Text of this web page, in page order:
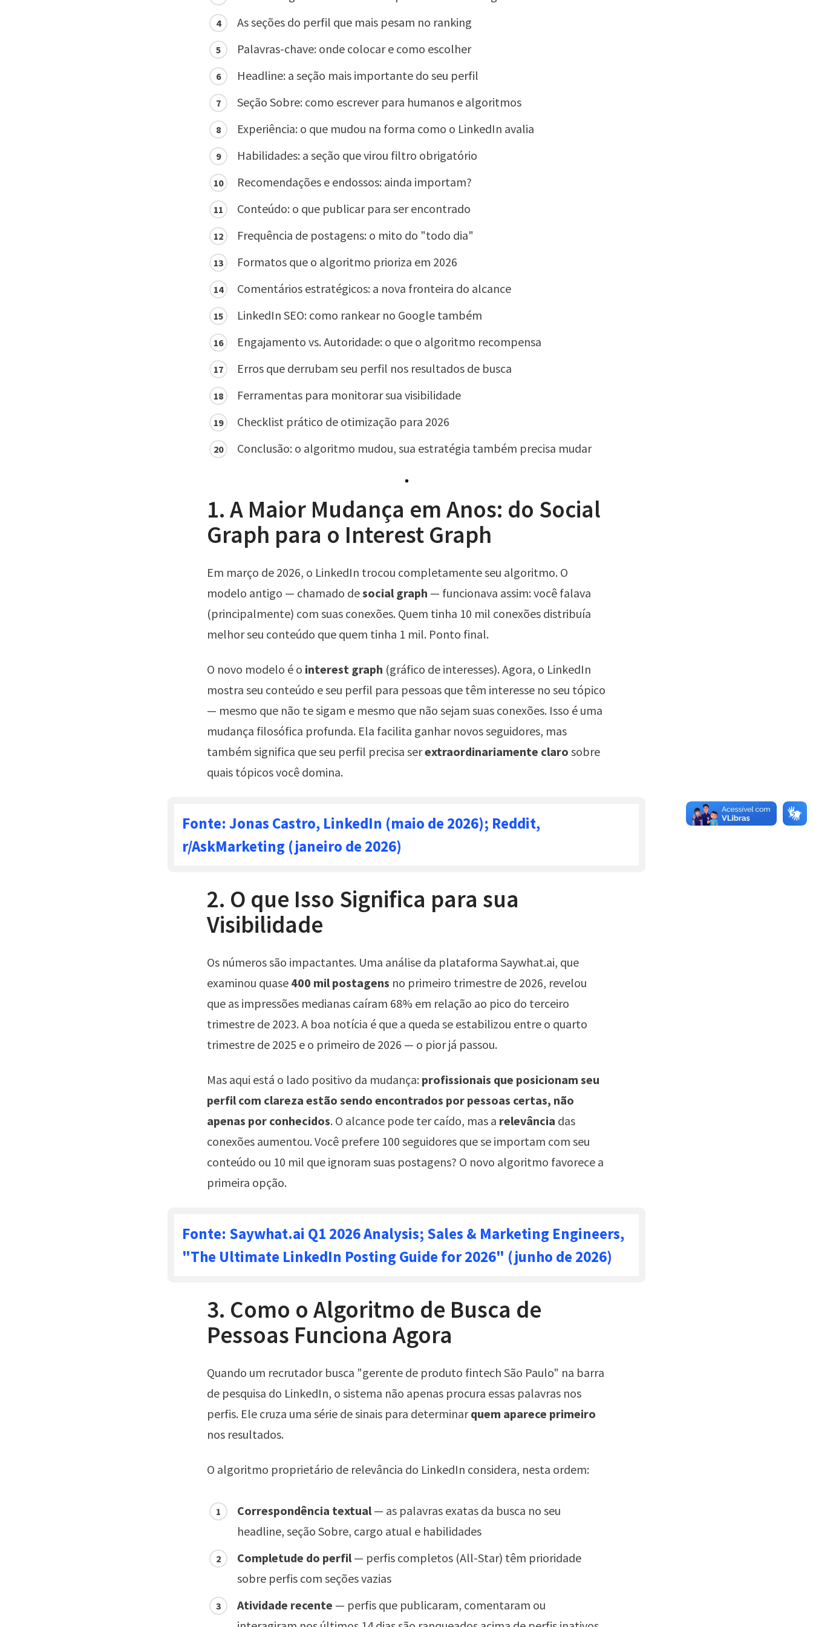
As seções do perfil que mais pesam no ranking
Palavras-chave: onde colocar e como escolher
Headline: a seção mais importante do seu perfil
Seção Sobre: como escrever para humanos e algoritmos
Experiência: o que mudou na forma como o LinkedIn avalia
Habilidades: a seção que virou filtro obrigatório
Recomendações e endossos: ainda importam?
Conteúdo: o que publicar para ser encontrado
Frequência de postagens: o mito do "todo dia"
Formatos que o algoritmo prioriza em 2026
Comentários estratégicos: a nova fronteira do alcance
LinkedIn SEO: como rankear no Google também
Engajamento vs. Autoridade: o que o algoritmo recompensa
Erros que derrubam seu perfil nos resultados de busca
Ferramentas para monitorar sua visibilidade
Checklist prático de otimização para 2026
Conclusão: o algoritmo mudou, sua estratégia também precisa mudar
1. A Maior Mudança em Anos: do Social
Graph para o Interest Graph
Em março de 2026, o LinkedIn trocou completamente seu algoritmo. O
modelo antigo — chamado desocial graph — funcionava assim: você falava
(principalmente) com suas conexões. Quem tinha 10 mil conexões distribuía
melhor seu conteúdo que quem tinha 1 mil. Ponto final.
O novo modelo é o interest graph (gráfico de interesses). Agora, o LinkedIn
mostra seu conteúdo e seu perfil para pessoas que têm interesse no seu tópico
— mesmo que não te sigam e mesmo que não sejam suas conexões. Isso é uma
mudança filosófica profunda. Ela facilita ganhar novos seguidores, mas
também significa que seu perfil precisa serextraordinariamente claro sobre
quais tópicos você domina.
Fonte: Jonas Castro, LinkedIn (maio de 2026); Reddit,
r/AskMarketing (janeiro de 2026)
2. O que Isso Significa para sua
Visibilidade
Os números são impactantes. Uma análise da plataforma Saywhat.ai, que
examinou quase 400 mil postagens no primeiro trimestre de 2026, revelou
que as impressões medianas caíram 68% em relação ao pico do terceiro
trimestre de 2023. A boa notícia é que a queda se estabilizou entre o quarto
trimestre de 2025 e o primeiro de 2026 — o pior já passou.
Mas aqui está o lado positivo da mudança: profissionais que posicionam seu
perfil com clareza estão sendo encontrados por pessoas certas, não
apenas por conhecidos. O alcance pode ter caído, mas a relevância das
conexões aumentou. Você prefere 100 seguidores que se importam com seu
conteúdo ou 10 mil que ignoram suas postagens? O novo algoritmo favorece a
primeira opção.
Fonte: Saywhat.ai Q1 2026 Analysis; Sales & Marketing Engineers,
"The Ultimate LinkedIn Posting Guide for 2026" (junho de 2026)
3. Como o Algoritmo de Busca de
Pessoas Funciona Agora
Quando um recrutador busca "gerente de produto fintech São Paulo" na barra
de pesquisa do LinkedIn, o sistema não apenas procura essas palavras nos
perfis. Ele cruza uma série de sinais para determinarquem aparece primeiro
nos resultados.
O algoritmo proprietário de relevância do LinkedIn considera, nesta ordem:
Correspondência textual— as palavras exatas da busca no seu
headline, seção Sobre, cargo atual e habilidades
Completude do perfil— perfis completos (All-Star) têm prioridade
sobre perfis com seções vazias
Atividade recente — perfis que publicaram, comentaram ou